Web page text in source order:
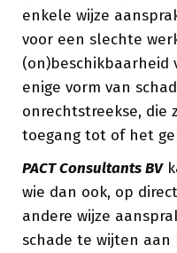
enkele wijze
voor een slechte
(on)beschikbaarheid
enige vorm van
onrechtstreekse, die
toegang tot of het
PACT Consultants BV
wie dan ook, op
andere wijze
schade te wijten